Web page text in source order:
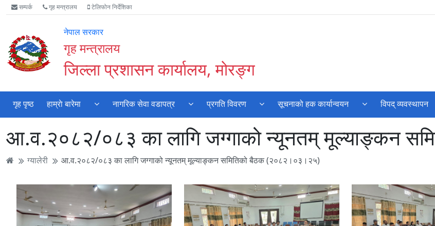
Accessibility
Mode
गर्नुहोस्
मुख्य
सामाग्री
मुख्य
नेभिगेसन
वेबसाइट
खोजमा
सम्पर्क गृह मन्त्रालय टेलिफोन निर्देशिका
नेपाल सरकार
गृह मन्त्रालय
जिल्ला प्रशासन कार्यालय, मोरङ्ग
गृह पृष्ठ हाम्राे बारेमा नागरिक सेवा वडापत्र प्रगति विवरण सूचनाको हक कार्यान्वयन विपद् व्यवस्थापन
आ.व.२०८२/०८३ का लागि जग्गाको न्यूनतम् मूल्याङ्कन
ग्यालेरी आ.व.२०८२/०८३ का लागि जग्गाको न्यूनतम् मूल्याङ्कन समितिको बैठक (२०८२।०३।२५)